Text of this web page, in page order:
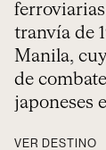
tranvía de
Manila,
de
japoneses
VER DESTINO